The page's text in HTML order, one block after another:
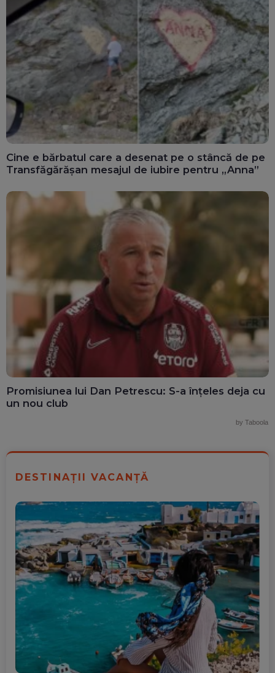
Cine e bărbatul care a desenat pe o stâncă de pe
Transfăgărășan mesajul de iubire pentru „Anna”
Promisiunea lui Dan Petrescu: S-a înțeles deja cu
un nou club
by Taboola
DESTINAȚII VACANȚĂ